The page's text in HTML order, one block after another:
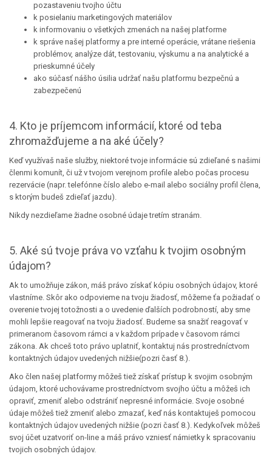
pozastaveniu tvojho účtu
k posielaniu marketingových materiálov
k informovaniu o všetkých zmenách na našej platforme
k správe našej platformy a pre interné operácie, vrátane riešenia
problémov, analýze dát, testovaniu, výskumu a na analytické a
prieskumné účely
ako súčasť nášho úsilia udržať našu platformu bezpečnú a
zabezpečenú
4. Kto je príjemcom informácií, ktoré od teba
zhromažďujeme a na aké účely?
Keď využívaš naše služby, niektoré tvoje informácie sú zdieľané s našimi
členmi komunít, či už v tvojom verejnom profile alebo počas procesu
rezervácie (napr. telefónne číslo alebo e-mail alebo sociálny profil člena,
s ktorým budeš zdieľať jazdu).
Nikdy nezdieľame žiadne osobné údaje tretím stranám.
5. Aké sú tvoje práva vo vzťahu k tvojim osobným
údajom?
Ak to umožňuje zákon, máš právo získať kópiu osobných údajov, ktoré
vlastníme. Skôr ako odpovieme na tvoju žiadosť, môžeme ťa požiadať o
overenie tvojej totožnosti a o uvedenie ďalších podrobností, aby sme
mohli lepšie reagovať na tvoju žiadosť. Budeme sa snažiť reagovať v
primeranom časovom rámci a v každom prípade v časovom rámci
zákona. Ak chceš toto právo uplatniť, kontaktuj nás prostredníctvom
kontaktných údajov uvedených nižšie(pozri časť 8.).
Ako člen našej platformy môžeš tiež získať prístup k svojim osobným
údajom, ktoré uchovávame prostredníctvom svojho účtu a môžeš ich
opraviť, zmeniť alebo odstrániť nepresné informácie. Svoje osobné
údaje môžeš tiež zmeniť alebo zmazať, keď nás kontaktuješ pomocou
kontaktných údajov uvedených nižšie (pozri časť 8.). Kedykoľvek môžeš
svoj účet uzatvoriť on-line a máš právo vzniesť námietky k spracovaniu
tvojich osobných údajov.